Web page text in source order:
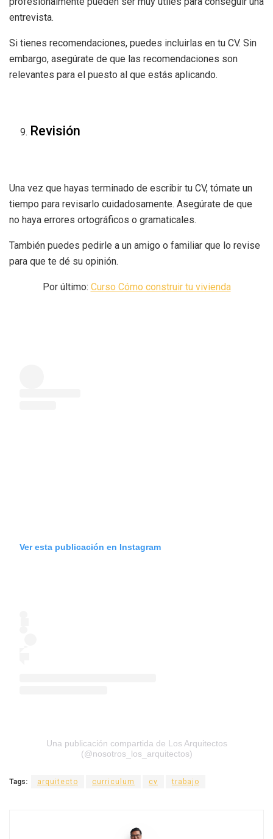
entrevista.
Si tienes recomendaciones, puedes incluirlas en tu CV. Sin
embargo, asegúrate de que las recomendaciones son
relevantes para el puesto al que estás aplicando.
Revisión
Una vez que hayas terminado de escribir tu CV, tómate un
tiempo para revisarlo cuidadosamente. Asegúrate de que
no haya errores ortográficos o gramaticales.
También puedes pedirle a un amigo o familiar que lo revise
para que te dé su opinión.
Por último: Curso Cómo construir tu vivienda
Ver esta publicación en Instagram
Una publicación compartida de Los Arquitectos
(@nosotros_los_arquitectos)
Tags: arquitecto curriculum cv trabajo